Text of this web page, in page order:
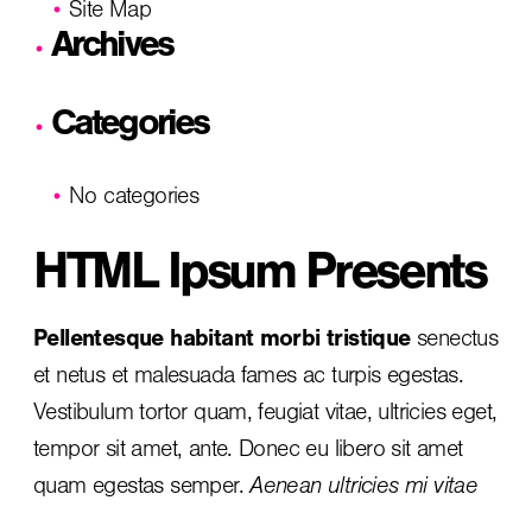
Site Map
Archives
Categories
No categories
HTML Ipsum Presents
Pellentesque habitant morbi tristiquesenectus
et netus et malesuada fames ac turpis egestas.
Vestibulum tortor quam, feugiat vitae, ultricies eget,
tempor sit amet, ante. Donec eu libero sit amet
quam egestas semper.Aenean ultricies mi vitae